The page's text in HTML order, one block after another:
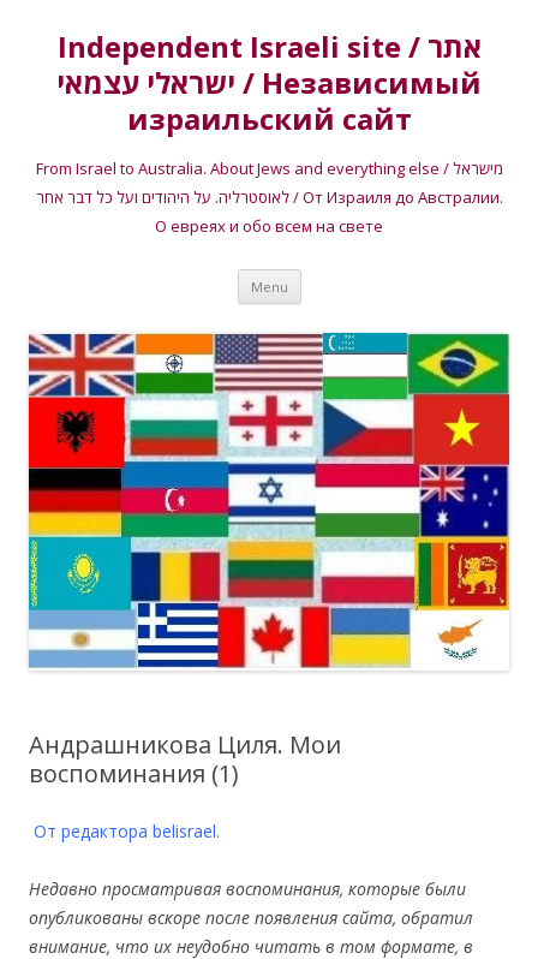
Independent Israeli site / אתר
ישראלי עצמאי / Независимый
израильский сайт
From Israel to Australia. About Jews and everything else / מישראל
לאוסטרליה. על היהודים ועל כל דבר אחר / От Израиля до Австралии.
О евреях и обо всем на свете
Menu Skip
content
Андрашникова Циля. Мои
воспоминания (1)
От редактора belisrael.
Недавно просматривая воспоминания, которые были
опубликованы вскоре после появления сайта, обратил
внимание, что их неудобно читать в том формате, в